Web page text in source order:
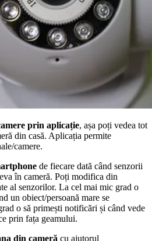
prin aplicație, așa poți vedea tot
din casă. Aplicația permite
camere.
de fiecare dată când senzorii
în cameră. Poți modifica din
al senzorilor. La cel mai mic grad o
un obiect/persoană mare se
o să primești notificări și când vede
prin fața geamului.
din cameră cu ajutorul